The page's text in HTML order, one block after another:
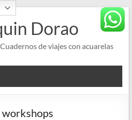
Dorao
de viajes con acuarelas